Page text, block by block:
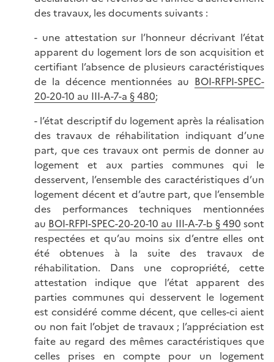
des travaux, les documents suivants :
- une attestation sur l’honneur décrivant l’état
apparent du logement lors de son acquisition et
certifiant l’absence de plusieurs caractéristiques
de la décence mentionnées au BOI-RFPI-SPEC-
20-20-10 au III-A-7-a § 480;
- l’état descriptif du logement après la réalisation
des travaux de réhabilitation indiquant d’une
part, que ces travaux ont permis de donner au
logement et aux parties communes qui le
desservent, l’ensemble des caractéristiques d’un
logement décent et d’autre part, que l’ensemble
des performances techniques mentionnées
au BOI-RFPI-SPEC-20-20-10 au III-A-7-b § 490 sont
respectées et qu’au moins six d’entre elles ont
été obtenues à la suite des travaux de
réhabilitation. Dans une copropriété, cette
attestation indique que l’état apparent des
parties communes qui desservent le logement
est considéré comme décent, que celles-ci aient
ou non fait l’objet de travaux ; l’appréciation est
faite au regard des mêmes caractéristiques que
celles prises en compte pour un logement